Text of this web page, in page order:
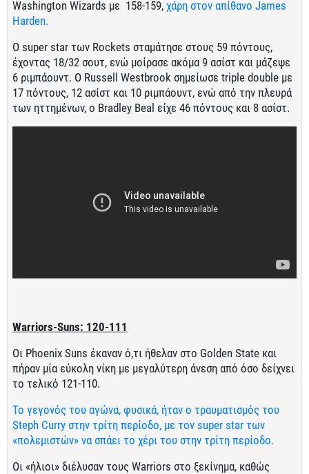
Washington Wizards με 158-159, χάρη στον απίθανο James
Harden.
O super star των Rockets σταμάτησε στους 59 πόντους,
έχοντας 18/32 σουτ, ενώ μοίρασε ακόμα 9 ασίστ και μάζεψε
6 ριμπάουντ. Ο Russell Westbrook σημείωσε triple double με
17 πόντους, 12 ασίστ και 10 ριμπάουντ, ενώ από την πλευρά
των ηττημένων, ο Bradley Beal είχε 46 πόντους και 8 ασίστ.
Warriors-Suns: 120-111
Οι Phoenix Suns έκαναν ό,τι ήθελαν στο Golden State και
πήραν μία εύκολη νίκη με μεγαλύτερη άνεση από όσο δείχνει
το τελικό 121-110.
Το γεγονός του αγώνα, φυσικά, ήταν ο τραυματισμός του
Steph Curry στην τρίτη περίοδο, με τον super star των
«πολεμιστών» να σπάει το χέρι του στην τρίτη περίοδο.
Οι «ήλιοι» διέλυσαν τους Warriors στο ξεκίνημα, καθώς